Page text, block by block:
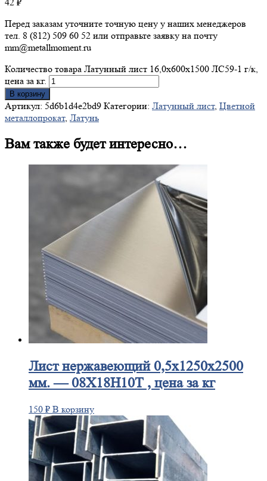
Перед заказам уточните точную цену у наших менеджеров
тел. 8 (812) 509 60 52 или отправьте заявку на почту
mm@metallmoment.ru
Количество товара Латунный лист 16,0х600х1500 ЛС59-1 г/к,
цена за кг.
В корзину
Артикул: 5d6b1d4e2bd9 Категории: Латунный лист, Цветной
металлопрокат, Латунь
Вам также будет интересно…
Листнержавеющий 0,5x1250x2500
мм. — 08Х18Н10Т , цена за кг
150 ₽ В корзину